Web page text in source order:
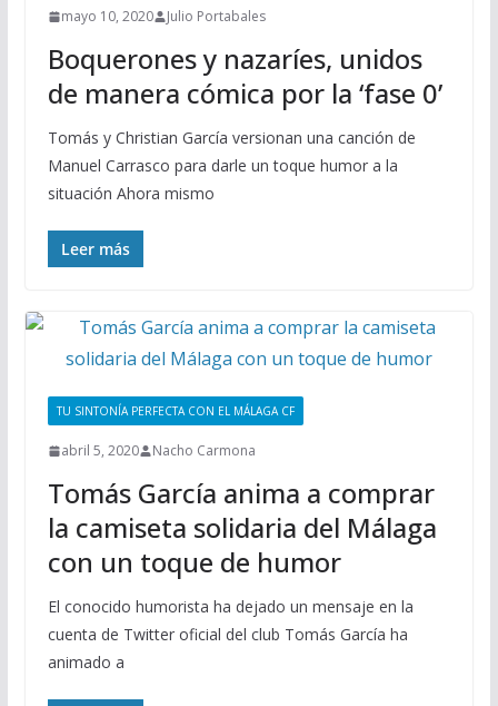
mayo 10, 2020 Julio Portabales
Boquerones y nazaríes, unidos
de manera cómica por la ‘fase 0’
Tomás y Christian García versionan una canción de
Manuel Carrasco para darle un toque humor a la
situación Ahora mismo
Leer más
TU SINTONÍA PERFECTA CON EL MÁLAGA CF
abril 5, 2020 Nacho Carmona
Tomás García anima a comprar
la camiseta solidaria del Málaga
con un toque de humor
El conocido humorista ha dejado un mensaje en la
cuenta de Twitter oficial del club Tomás García ha
animado a